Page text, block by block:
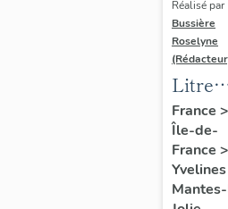
Réalisé par
Bussière
Roselyne
Litre
du
prince
de
France >
Île-de-
France >
Yvelines